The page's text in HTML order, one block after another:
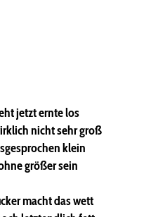
jetzt ernte los
nicht sehr groß
klein
größer sein
macht das wett